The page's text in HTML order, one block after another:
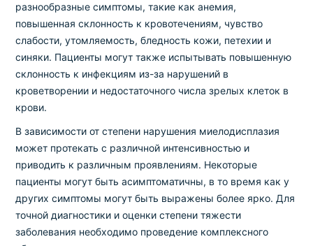
разнообразные симптомы, такие как анемия,
повышенная склонность к кровотечениям, чувство
слабости, утомляемость, бледность кожи, петехии и
синяки. Пациенты могут также испытывать повышенную
склонность к инфекциям из-за нарушений в
кроветворении и недостаточного числа зрелых клеток в
крови.
В зависимости от степени нарушения миелодисплазия
может протекать с различной интенсивностью и
приводить к различным проявлениям. Некоторые
пациенты могут быть асимптоматичны, в то время как у
других симптомы могут быть выражены более ярко. Для
точной диагностики и оценки степени тяжести
заболевания необходимо проведение комплексного